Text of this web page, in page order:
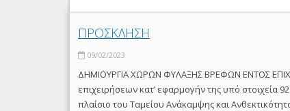
ΠΡΟΣΚΛΗΣΗ
09/02/2023
ΔΗΜΙΟΥΡΓΙΑ ΧΩΡΩΝ ΦΥΛΑΞΗΣ ΒΡΕΦΩΝ ΕΝΤΟΣ
επιχειρήσεων κατ’ εφαρμογήν της υπό στοιχεία
πλαίσιο του Ταμείου Ανάκαμψης και